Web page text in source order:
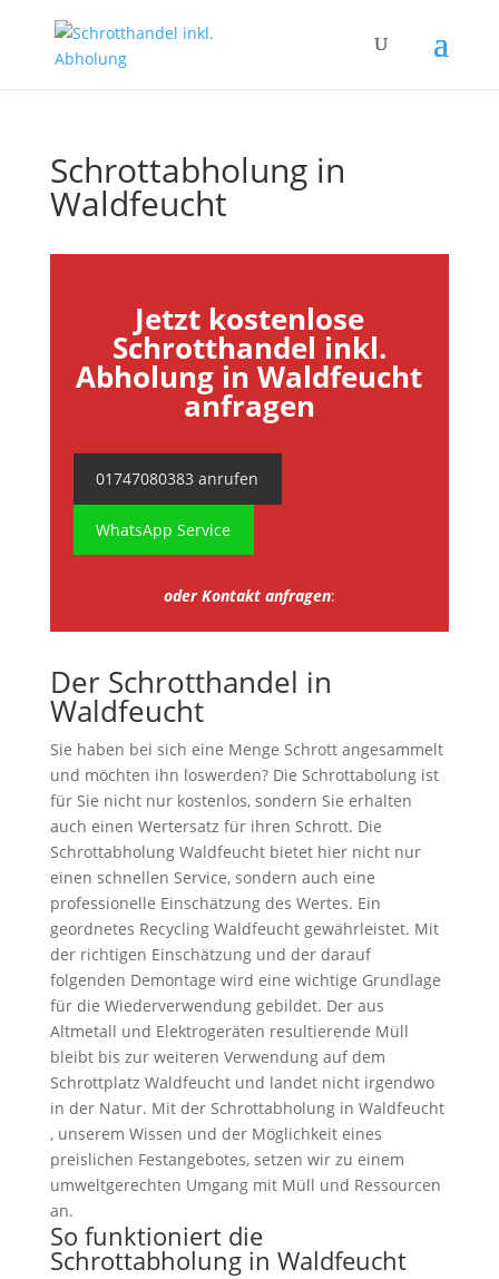
Schrottabholung in
Waldfeucht
Jetzt kostenlose
Schrotthandel inkl.
Abholung in Waldfeucht
anfragen
01747080383 anrufen
WhatsApp Service
oder Kontakt anfragen:
Der Schrotthandel in
Waldfeucht
Sie haben bei sich eine Menge Schrott angesammelt
und möchten ihn loswerden? Die Schrottabolung ist
für Sie nicht nur kostenlos, sondern Sie erhalten
auch einen Wertersatz für ihren Schrott. Die
Schrottabholung Waldfeucht bietet hier nicht nur
einen schnellen Service, sondern auch eine
professionelle Einschätzung des Wertes. Ein
geordnetes Recycling Waldfeucht gewährleistet. Mit
der richtigen Einschätzung und der darauf
folgenden Demontage wird eine wichtige Grundlage
für die Wiederverwendung gebildet. Der aus
Altmetall und Elektrogeräten resultierende Müll
bleibt bis zur weiteren Verwendung auf dem
Schrottplatz Waldfeucht und landet nicht irgendwo
in der Natur. Mit der Schrottabholung in Waldfeucht
, unserem Wissen und der Möglichkeit eines
preislichen Festangebotes, setzen wir zu einem
umweltgerechten Umgang mit Müll und Ressourcen
an.
So funktioniert die
Schrottabholung in Waldfeucht